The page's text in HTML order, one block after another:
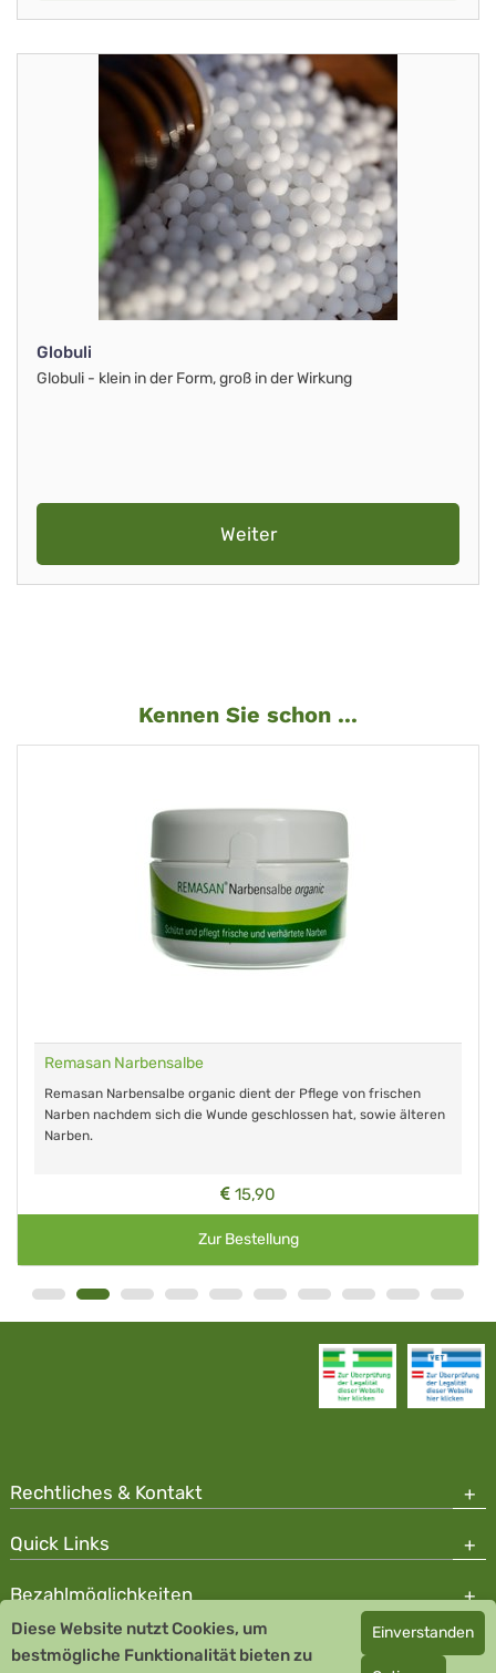
Globuli
Globuli - klein in der Form, groß in der Wirkung
Weiter
Kennen Sie schon ...
Remasan Narbensalbe
Remasan Narbensalbe organic dient der Pflege von frischen
Narben nachdem sich die Wunde geschlossen hat, sowie älteren
Narben.
15,90
Zur Bestellung
Rechtliches & Kontakt
Quick Links
Bezahlmöglichkeiten
Copyright © 2026 Team Santé Salvator Apotheke
Diese Website nutzt Cookies, um
bestmögliche Funktionalität bieten zu
Einverstanden